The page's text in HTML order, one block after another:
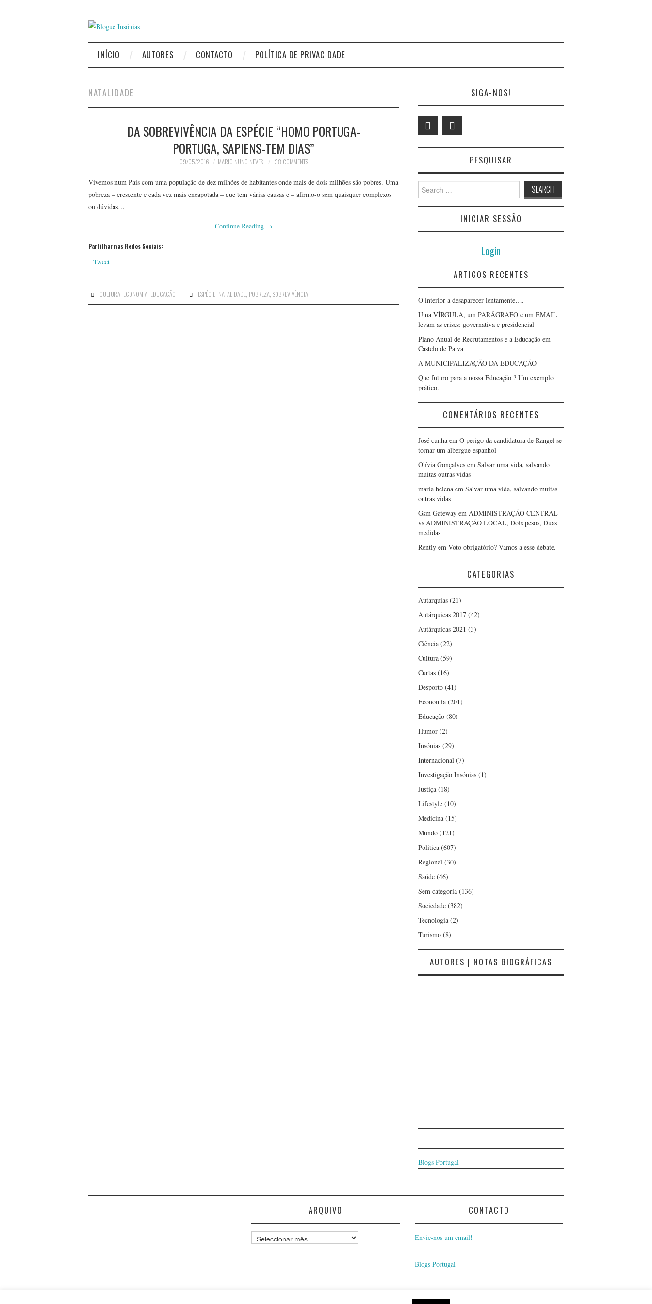
INÍCIO AUTORES CONTACTO POLÍTICA DE PRIVACIDADE
NATALIDADE
DA SOBREVIVÊNCIA DA ESPÉCIE “HOMO PORTUGA-
PORTUGA, SAPIENS-TEM DIAS”
09/05/2016 MARIO NUNO NEVES 38 COMMENTS
Vivemos num País com uma população de dez milhões de habitantes onde mais de dois milhões são pobres. Uma
pobreza – crescente e cada vez mais encapotada – que tem várias causas e – afirmo-o sem quaisquer complexos
ou dúvidas…
Continue Reading →
Partilhar nas Redes Sociais:
Tweet
CULTURA, ECONOMIA, EDUCAÇÃO ESPÉCIE, NATALIDADE, POBREZA,SOBREVIVÊNCIA
SIGA-NOS!
PESQUISAR
Search
for:
INICIAR SESSÃO
Login
ARTIGOS RECENTES
O interior a desaparecer lentamente….
Uma VÍRGULA, um PARÁGRAFO e um EMAIL
levam as crises: governativa e presidencial
Plano Anual de Recrutamentos e a Educação em
Castelo de Paiva
A MUNICIPALIZAÇÃO DA EDUCAÇÃO
Que futuro para a nossa Educação ? Um exemplo
prático.
COMENTÁRIOS RECENTES
José cunha em O perigo da candidatura de Rangel se
tornar um albergue espanhol
Olívia Gonçalves em Salvar uma vida, salvando
muitas outras vidas
maria helena em Salvar uma vida, salvando muitas
outras vidas
Gsm Gateway em ADMINISTRAÇÃO CENTRAL
vs ADMINISTRAÇÃO LOCAL, Dois pesos, Duas
medidas
Rently em Voto obrigatório? Vamos a esse debate.
CATEGORIAS
Autarquias (21)
Autárquicas 2017 (42)
Autárquicas 2021 (3)
Ciência (22)
Cultura (59)
Curtas (16)
Desporto (41)
Economia (201)
Educação (80)
Humor (2)
Insónias (29)
Internacional (7)
Investigação Insónias (1)
Justiça (18)
Lifestyle (10)
Medicina (15)
Mundo (121)
Política (607)
Regional (30)
Saúde (46)
Sem categoria (136)
Sociedade (382)
Tecnologia (2)
Turismo (8)
AUTORES | NOTAS BIOGRÁFICAS
Blogs Portugal
ARQUIVO
Arquivo
CONTACTO
Envie-nos um email!
Blogs Portugal